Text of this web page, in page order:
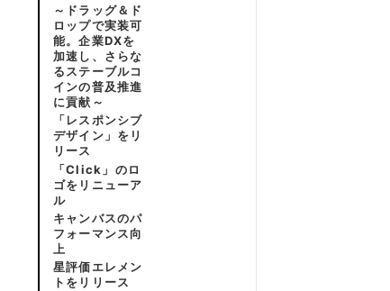
～ドラッグ＆ド
ロップで実装可
能。企業DXを
加速し、さらな
るステーブルコ
インの普及推進
に貢献～
「レスポンシブ
デザイン」をリ
リース
「Click」のロ
ゴをリニューア
ル
キャンバスのパ
フォーマンス向
上
星評価エレメン
トをリリース